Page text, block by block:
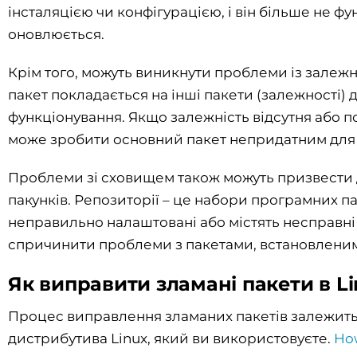
інсталяцією чи конфігурацією, і він більше не
оновлюється.
Крім того, можуть виникнути проблеми із
пакет покладається на інші пакети (залежності)
функціонування. Якщо залежність відсутня або
може зробити основний пакет непридатним
Проблеми зі сховищем також можуть призвести
пакунків. Репозиторії – це набори програмних
неправильно налаштовані або містять
спричинити проблеми з пакетами,
Як виправити зламані пакети в
Процес виправлення зламаних пакетів залежить
дистрибутива Linux, який ви використовуєте.